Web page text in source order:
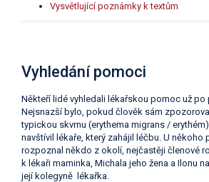
Vysvětlující poznámky k textům
Vyhledání pomoci
Někteří lidé vyhledali lékařskou pomoc už po
Nejsnazší bylo, pokud člověk sám
typickou skvrnu (erythema migrans /
navštívil lékaře, který zahájil léčbu. U někoho
rozpoznal někdo z okolí, nejčastěji členové
k lékaři maminka, Michala jeho žena a Ilonu
její kolegyně lékařka.